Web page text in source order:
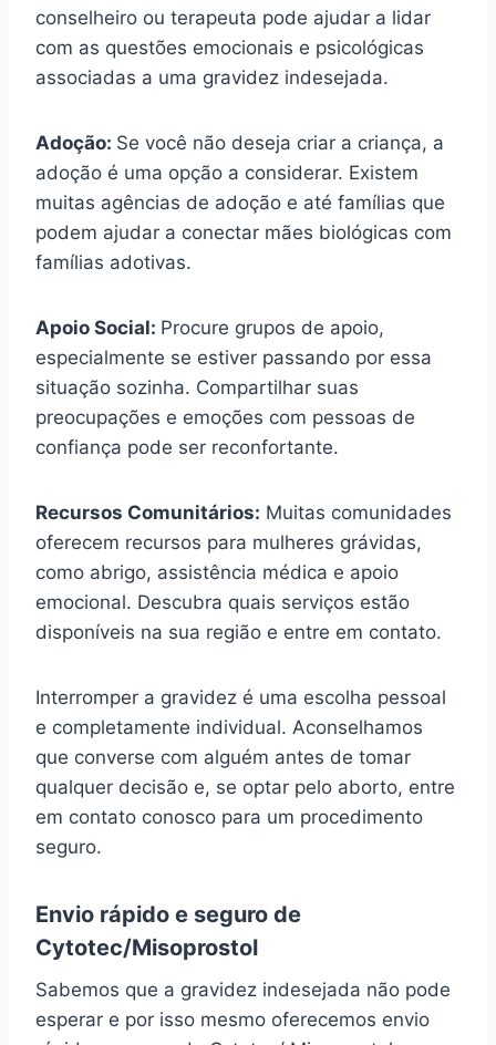
conselheiro ou terapeuta pode ajudar a lidar
com as questões emocionais e psicológicas
associadas a uma gravidez indesejada.
Adoção: Se você não deseja criar a criança, a
adoção é uma opção a considerar. Existem
muitas agências de adoção e até famílias que
podem ajudar a conectar mães biológicas com
famílias adotivas.
Apoio Social: Procure grupos de apoio,
especialmente se estiver passando por essa
situação sozinha. Compartilhar suas
preocupações e emoções com pessoas de
confiança pode ser reconfortante.
Recursos Comunitários: Muitas comunidades
oferecem recursos para mulheres grávidas,
como abrigo, assistência médica e apoio
emocional. Descubra quais serviços estão
disponíveis na sua região e entre em contato.
Interromper a gravidez é uma escolha pessoal
e completamente individual. Aconselhamos
que converse com alguém antes de tomar
qualquer decisão e, se optar pelo aborto, entre
em contato conosco para um procedimento
seguro.
Envio rápido e seguro de
Cytotec/Misoprostol
Sabemos que a gravidez indesejada não pode
esperar e por isso mesmo oferecemos envio